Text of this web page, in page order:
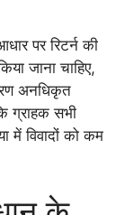
पर रिटर्न की
जाना चाहिए,
अनधिकृत
ग्राहक सभी
में विवादों को कम